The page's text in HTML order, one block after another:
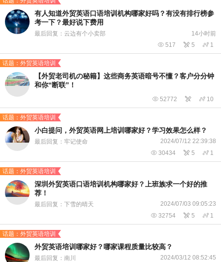
有人知道外贸英语口语培训机构哪家好吗？有没有排行榜参
考一下？最好说下费用
最后回复：云边有个小卖部 14小时前
 517  5  1
话题：外贸英语培训
【外贸老司机の秘籍】这些商务英语暗号不懂？客户分分钟
和你“断联”！
 52772   10
话题：外贸英语培训
小白提问，外贸英语网上培训哪家好？学习效果怎么样？
最后回复：牢记使命 2024/07/12 22:39:38
 30434  5  1
话题：外贸英语培训
深圳外贸英语口语培训机构哪家好？上班族求一个好的推
荐！
最后回复：下雪的晴天 2024/07/03 09:05:23
 32754  5  1
话题：外贸英语培训
外贸英语培训哪家好？哪家课程质量比较高？
最后回复：南川 2024/03/12 08:52:45